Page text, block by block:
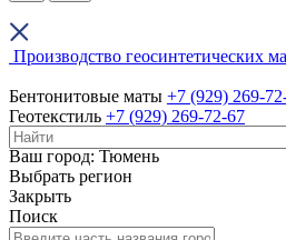
Производство геосинтетических
Бентонитовые маты +7 (929) 269-
Геотекстиль +7 (929) 269-72-67
+7 (3452) 66-61-37
Ваш город: Тюмень
Выбрать регион
Закрыть
Поиск